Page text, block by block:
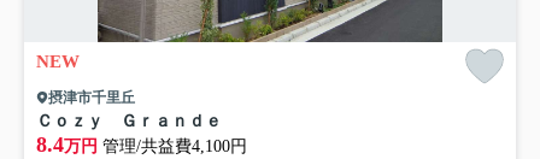
NEW
摂津市千里丘
Ｃｏｚｙ Ｇｒａｎｄｅ
8.4万円 管理/共益費4,100円